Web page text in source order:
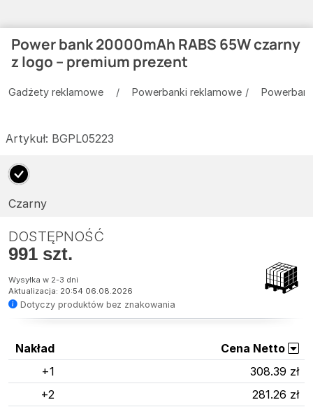
Power bank 20000mAh RABS 65W czarny
z logo – premium prezent
Gadżety reklamowe Powerbanki reklamowe
Artykuł: BGPL05223
Czarny
DOSTĘPNOŚĆ
991 szt.
Wysyłka w 2-3 dni
Aktualizacja: 20:54 06.08.2026
Dotyczy produktów bez znakowania
Nakład
Cena Netto
+1
308.39 zł
+2
281.26 zł